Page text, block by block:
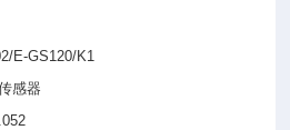
02/E-GS120/K1
传感器